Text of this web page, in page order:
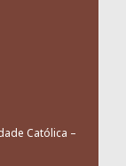
Católica –